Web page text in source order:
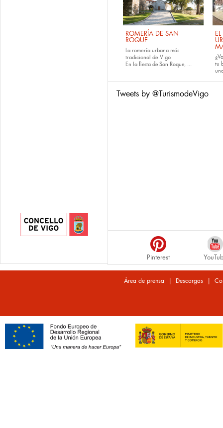
ROMERÍA DE SAN
ROQUE
La romería urbana más
tradicional de Vigo
En la fiesta de San Roque, ...
tu
Tweets by @TurismodeVigo
Pinterest
Área de prensa | Descargas|